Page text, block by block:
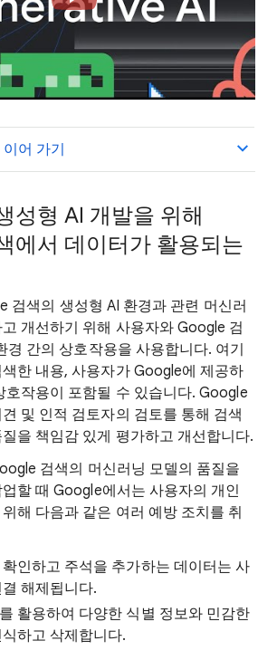
어 가기
성형 AI 개발을 위해
에서 데이터가 활용되는
검색의 생성형 AI 환경과 관련 머신러
개선하기 위해 사용자와 Google 검
경 간의 상호작용을 사용합니다. 여기
한 내용, 사용자가 Google에 제공하
호작용이 포함될 수 있습니다. Google
및 인적 검토자의 검토를 통해 검색
을 책임감 있게 평가하고 개선합니다.
검색의 머신러닝 모델의 품질을
할 때 Google에서는 사용자의 개인
해 다음과 같은 여러 예방 조치를 취
인하고 주석을 추가하는 데이터는 사
해제됩니다.
활용하여 다양한 식별 정보와 민감한
하고 삭제합니다.